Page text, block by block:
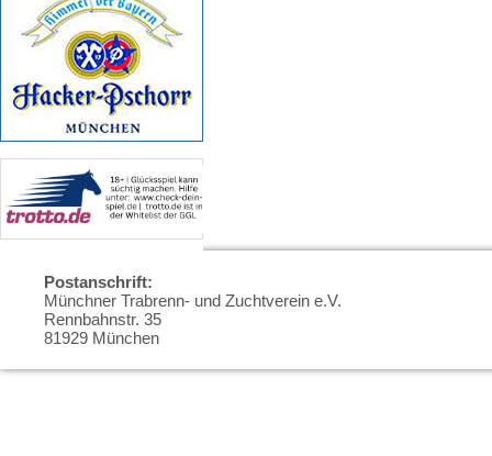
Postanschrift:
Münchner Trabrenn- und Zuchtverein e.V.
Rennbahnstr. 35
81929 München